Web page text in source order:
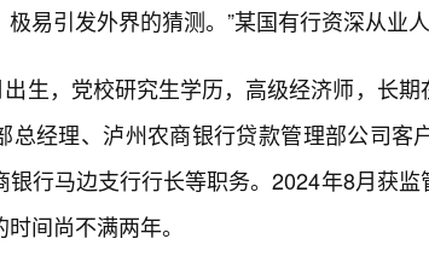
易引发外界的猜测。”某国有行资深从业
生，党校研究生学历，高级经济师，长
总经理、泸州农商银行贷款管理部公司客
银行马边支行行长等职务。2024年8月获
间尚不满两年。